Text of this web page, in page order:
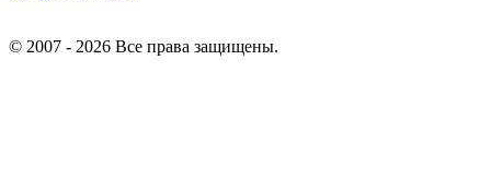
© 2007 - 2026 Все права защищены.